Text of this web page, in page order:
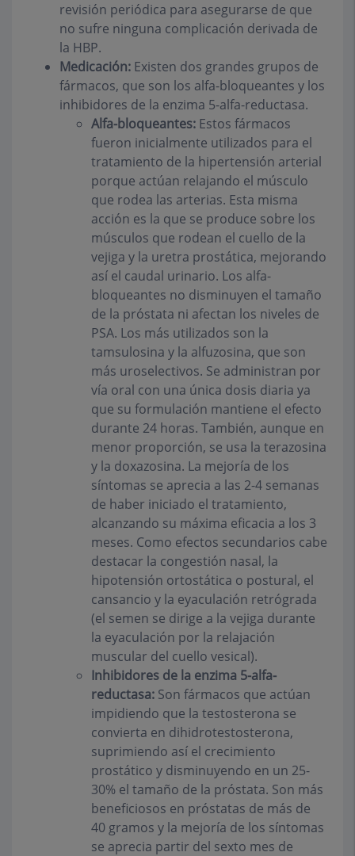
revisión periódica para asegurarse de que
no sufre ninguna complicación derivada de
la HBP.
Medicación: Existen dos grandes grupos de
fármacos, que son los alfa-bloqueantes y los
inhibidores de la enzima 5-alfa-reductasa.
Alfa-bloqueantes: Estos fármacos
fueron inicialmente utilizados para el
tratamiento de la hipertensión arterial
porque actúan relajando el músculo
que rodea las arterias. Esta misma
acción es la que se produce sobre los
músculos que rodean el cuello de la
vejiga y la uretra prostática, mejorando
así el caudal urinario. Los alfa-
bloqueantes no disminuyen el tamaño
de la próstata ni afectan los niveles de
PSA. Los más utilizados son la
tamsulosina y la alfuzosina, que son
más uroselectivos. Se administran por
vía oral con una única dosis diaria ya
que su formulación mantiene el efecto
durante 24 horas. También, aunque en
menor proporción, se usa la terazosina
y la doxazosina. La mejoría de los
síntomas se aprecia a las 2-4 semanas
de haber iniciado el tratamiento,
alcanzando su máxima eficacia a los 3
meses. Como efectos secundarios cabe
destacar la congestión nasal, la
hipotensión ortostática o postural, el
cansancio y la eyaculación retrógrada
(el semen se dirige a la vejiga durante
la eyaculación por la relajación
muscular del cuello vesical).
Inhibidores de la enzima 5-alfa-
reductasa: Son fármacos que actúan
impidiendo que la testosterona se
convierta en dihidrotestosterona,
suprimiendo así el crecimiento
prostático y disminuyendo en un 25-
30% el tamaño de la próstata. Son más
beneficiosos en próstatas de más de
40 gramos y la mejoría de los síntomas
se aprecia partir del sexto mes de